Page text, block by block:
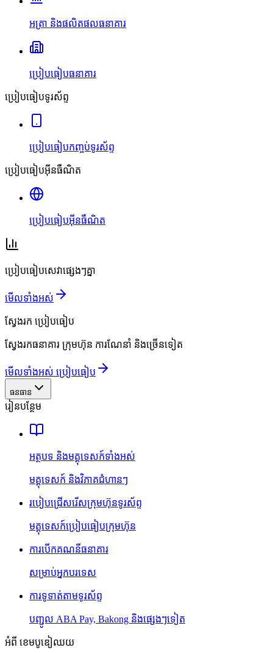
អត្រា និងផលិតផលធនាគារ
ប្រៀបធៀបធនាគារ
ប្រៀបធៀបទូរស័ព្ទ
ប្រៀបធៀបកញ្ចប់ទូរស័ព្ទ
ប្រៀបធៀបអ៊ីនធឺណិត
ប្រៀបធៀបអ៊ីនធឺណិត
ប្រៀបធៀបសេវាផ្សេងៗគ្នា
មើលទាំងអស់
ស្វែងរក ប្រៀបធៀប
ស្វែងរកធនាគារ ក្រុមហ៊ុន ការណែនាំ និងច្រើនទៀត
មើលទាំងអស់ ប្រៀបធៀប
ធនធាន
រៀនបន្ថែម
អត្ថបទ និងមគ្គុទេសក៍ទាំងអស់
មគ្គុទេសក៍ និងវិភាគជំហានៗ
របៀបជ្រើសរើសក្រុមហ៊ុនទូរស័ព្ទ
មគ្គុទេសក៍ប្រៀបធៀបក្រុមហ៊ុន
ការបើកគណនីធនាគារ
សម្រាប់អ្នកបរទេស
ការទូទាត់តាមទូរស័ព្ទ
បញ្ជូល ABA Pay, Bakong និងផ្សេងៗទៀត
អំពី ខេមបូឌៀឈយ